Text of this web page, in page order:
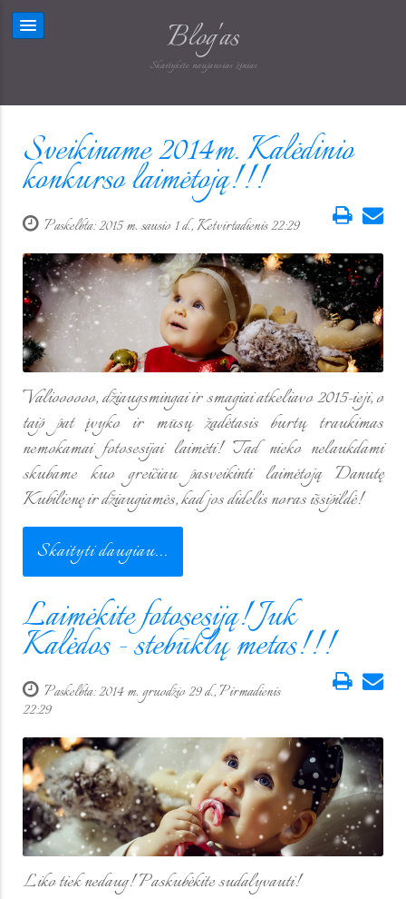
Blog'as
Skaitykite naujausias žinias
Sveikiname 2014m. Kalėdinio
konkurso laimėtoją!!!
Paskelbta: 2015 m. sausio 1 d., Ketvirtadienis 22:29
Valioooooo, džiaugsmingai ir smagiai atkeliavo 2015-ieji, o
taip pat įvyko ir mūsų žadėtasis burtų traukimas
nemokamai fotosesijai laimėti! Tad nieko nelaukdami
skubame kuo greičiau pasveikinti laimėtoją Danutę
Kubilienę ir džiaugiamės, kad jos didelis noras išsipildė!
Skaityti daugiau...
Laimėkite fotosesiją! Juk
Kalėdos - stebūklų metas!!!
Paskelbta: 2014 m. gruodžio 29 d., Pirmadienis
22:29
Liko tiek nedaug! Paskubėkite sudalyvauti!